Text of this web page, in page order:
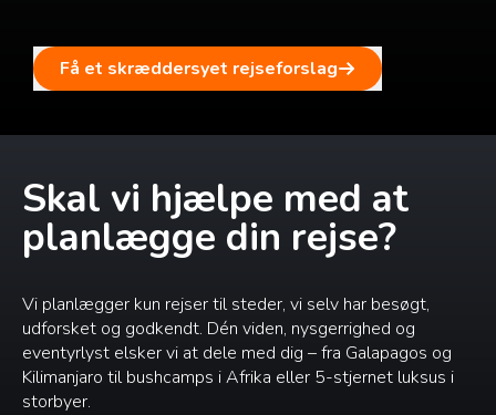
Få et skræddersyet rejseforslag
Skal vi hjælpe med at
planlægge din rejse?
Vi planlægger kun rejser til steder, vi selv har besøgt,
udforsket og godkendt. Dén viden, nysgerrighed og
eventyrlyst elsker vi at dele med dig – fra Galapagos og
Kilimanjaro til bushcamps i Afrika eller 5-stjernet luksus i
storbyer.